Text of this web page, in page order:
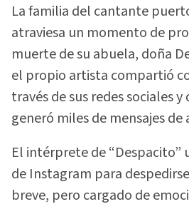
La familia del cantante
atraviesa un momento de
muerte de su abuela, doña
el propio artista compartió
través de sus redes sociales
generó miles de mensajes
El intérprete de “Despacito”
de Instagram para
breve, pero cargado de